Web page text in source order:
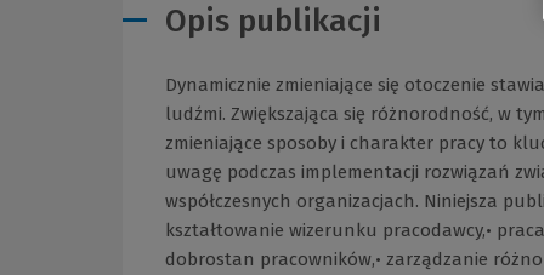
Opis publikacji
Dynamicznie zmieniające się otoczenie
ludźmi. Zwiększająca się różnorodność, w
zmieniające sposoby i charakter pracy to
uwagę podczas implementacji rozwiązań
współczesnych organizacjach. Niniejsza
kształtowanie wizerunku pracodawcy,•
dobrostan pracowników,• zarządzanie